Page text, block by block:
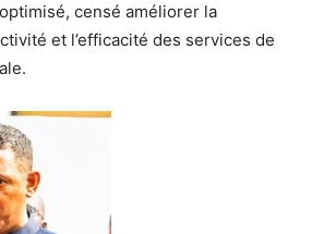
censé améliorer la
et l’efficacité des services de